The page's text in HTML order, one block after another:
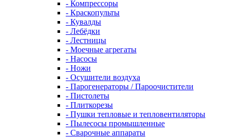
- Компрессоры
- Краскопульты
- Кувалды
- Лебёдки
- Лестницы
- Моечные агрегаты
- Насосы
- Ножи
- Осушители воздуха
- Парогенераторы / Пароочистители
- Пистолеты
- Плиткорезы
- Пушки тепловые и тепловентиляторы
- Пылесосы промышленные
- Сварочные аппараты